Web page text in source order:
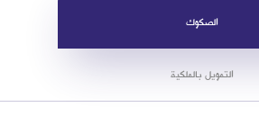
الصكوك
التمويل بالملكية